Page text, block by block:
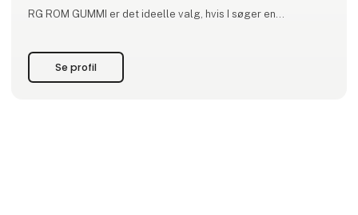
RG ROM GUMMI er det ideelle valg, hvis I søger en
plast eller skum er i førsteklasse.
Se profil